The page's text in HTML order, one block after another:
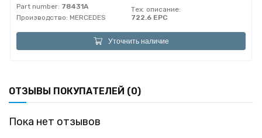
Part number: 78431A
Производство: MERCEDES
Тех. описание:
722.6 EPC
Уточнить наличие
ОТЗЫВЫ ПОКУПАТЕЛЕЙ (0)
Пока нет отзывов